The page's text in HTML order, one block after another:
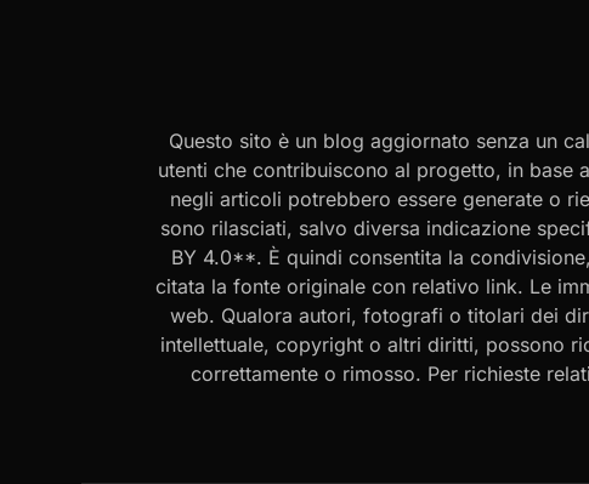
Questo sito è un blog aggiornato senza un
utenti che contribuiscono al progetto, in base
negli articoli potrebbero essere generate o
sono rilasciati, salvo diversa indicazione
BY 4.0**. È quindi consentita la
citata la fonte originale con relativo link. Le
web. Qualora autori, fotografi o titolari dei
intellettuale, copyright o altri diritti, possono
correttamente o rimosso. Per richieste